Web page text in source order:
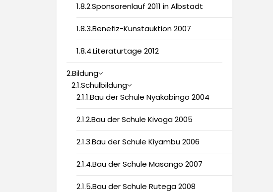
1.8.2.Sponsorenlauf 2011 in Albstadt
1.8.3.Benefiz-Kunstauktion 2007
1.8.4.Literaturtage 2012
2.Bildung
2.1.Schulbildung
2.1.1.Bau der Schule Nyakabingo 2004
2.1.2.Bau der Schule Kivoga 2005
2.1.3.Bau der Schule Kiyambu 2006
2.1.4.Bau der Schule Masango 2007
2.1.5.Bau der Schule Rutega 2008